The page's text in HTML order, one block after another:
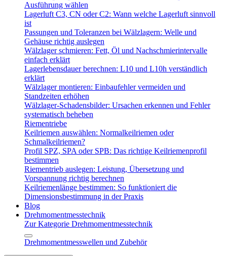
Ausführung wählen
Lagerluft C3, CN oder C2: Wann welche Lagerluft sinnvoll
ist
Passungen und Toleranzen bei Wälzlagern: Welle und
Gehäuse richtig auslegen
Wälzlager schmieren: Fett, Öl und Nachschmierintervalle
einfach erklärt
Lagerlebensdauer berechnen: L10 und L10h verständlich
erklärt
Wälzlager montieren: Einbaufehler vermeiden und
Standzeiten erhöhen
Wälzlager-Schadensbilder: Ursachen erkennen und Fehler
systematisch beheben
Riementriebe
Keilriemen auswählen: Normalkeilriemen oder
Schmalkeilriemen?
Profil SPZ, SPA oder SPB: Das richtige Keilriemenprofil
bestimmen
Riementrieb auslegen: Leistung, Übersetzung und
Vorspannung richtig berechnen
Keilriemenlänge bestimmen: So funktioniert die
Dimensionsbestimmung in der Praxis
Blog
Drehmomentmesstechnik
Zur Kategorie Drehmomentmesstechnik
Drehmomentmesswellen und Zubehör